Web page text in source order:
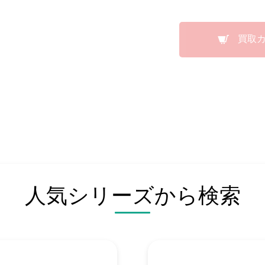
買取
人気シリーズから検索